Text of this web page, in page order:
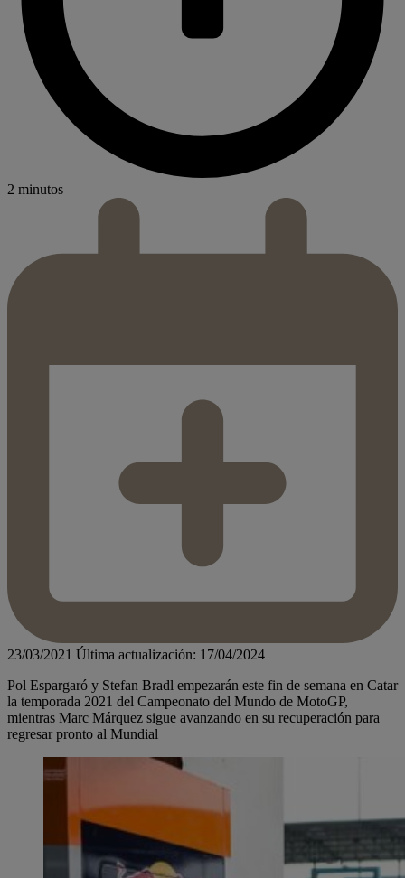
2 minutos
23/03/2021 Última actualización: 17/04/2024
Pol Espargaró y Stefan Bradl empezarán este fin de semana en Catar
la temporada 2021 del Campeonato del Mundo de MotoGP,
mientras Marc Márquez sigue avanzando en su recuperación para
regresar pronto al Mundial